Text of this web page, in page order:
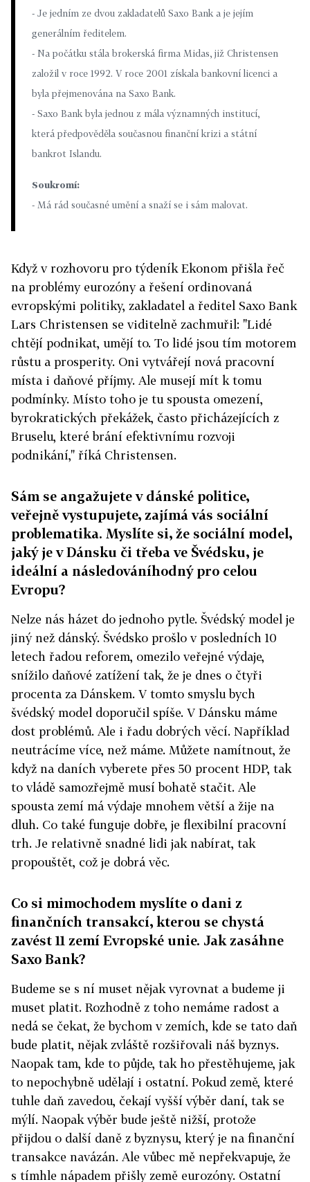
- Je jedním ze dvou zakladatelů Saxo Bank a je jejím
generálním ředitelem.
- Na počátku stála brokerská firma Midas, již Christensen
založil v roce 1992. V roce 2001 získala bankovní licenci a
byla přejmenována na Saxo Bank.
- Saxo Bank byla jednou z mála významných institucí,
která předpověděla současnou finanční krizi a státní
bankrot Islandu.
Soukromí:
- Má rád současné umění a snaží se i sám malovat.
Když v rozhovoru pro týdeník Ekonom přišla řeč
na problémy eurozóny a řešení ordinovaná
evropskými politiky, zakladatel a ředitel Saxo Bank
Lars Christensen se viditelně zachmuřil: "Lidé
chtějí podnikat, umějí to. To lidé jsou tím motorem
růstu a prosperity. Oni vytvářejí nová pracovní
místa i daňové příjmy. Ale musejí mít k tomu
podmínky. Místo toho je tu spousta omezení,
byrokratických překážek, často přicházejících z
Bruselu, které brání efektivnímu rozvoji
podnikání," říká Christensen.
Sám se angažujete v dánské politice,
veřejně vystupujete, zajímá vás sociální
problematika. Myslíte si, že sociální model,
jaký je v Dánsku či třeba ve Švédsku, je
ideální a následováníhodný pro celou
Evropu?
Nelze nás házet do jednoho pytle. Švédský model je
jiný než dánský. Švédsko prošlo v posledních 10
letech řadou reforem, omezilo veřejné výdaje,
snížilo daňové zatížení tak, že je dnes o čtyři
procenta za Dánskem. V tomto smyslu bych
švédský model doporučil spíše. V Dánsku máme
dost problémů. Ale i řadu dobrých věcí. Například
neutrácíme více, než máme. Můžete namítnout, že
když na daních vyberete přes 50 procent HDP, tak
to vládě samozřejmě musí bohatě stačit. Ale
spousta zemí má výdaje mnohem větší a žije na
dluh. Co také funguje dobře, je flexibilní pracovní
trh. Je relativně snadné lidi jak nabírat, tak
propouštět, což je dobrá věc.
Co si mimochodem myslíte o dani z
finančních transakcí, kterou se chystá
zavést 11 zemí Evropské unie. Jak zasáhne
Saxo Bank?
Budeme se s ní muset nějak vyrovnat a budeme ji
muset platit. Rozhodně z toho nemáme radost a
nedá se čekat, že bychom v zemích, kde se tato daň
bude platit, nějak zvláště rozšiřovali náš byznys.
Naopak tam, kde to půjde, tak ho přestěhujeme, jak
to nepochybně udělají i ostatní. Pokud země, které
tuhle daň zavedou, čekají vyšší výběr daní, tak se
mýlí. Naopak výběr bude ještě nižší, protože
přijdou o další daně z byznysu, který je na finanční
transakce navázán. Ale vůbec mě nepřekvapuje, že
s tímhle nápadem přišly země eurozóny. Ostatní